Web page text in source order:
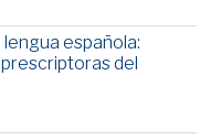
española:
del